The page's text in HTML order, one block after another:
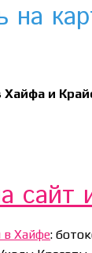
на
Хайфа и
сайт
в Хайфе: